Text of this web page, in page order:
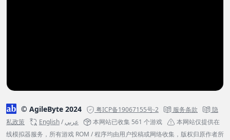
© AgileByte 2024 粤ICP备19067155号-2 服务条款
隐
私政策
English/عربي 本网站已收集 561 个游戏
本网站仅提供在
线模拟器服务，所有游戏 ROM / 程序均由用户投稿或网络收集，版权归原作者所